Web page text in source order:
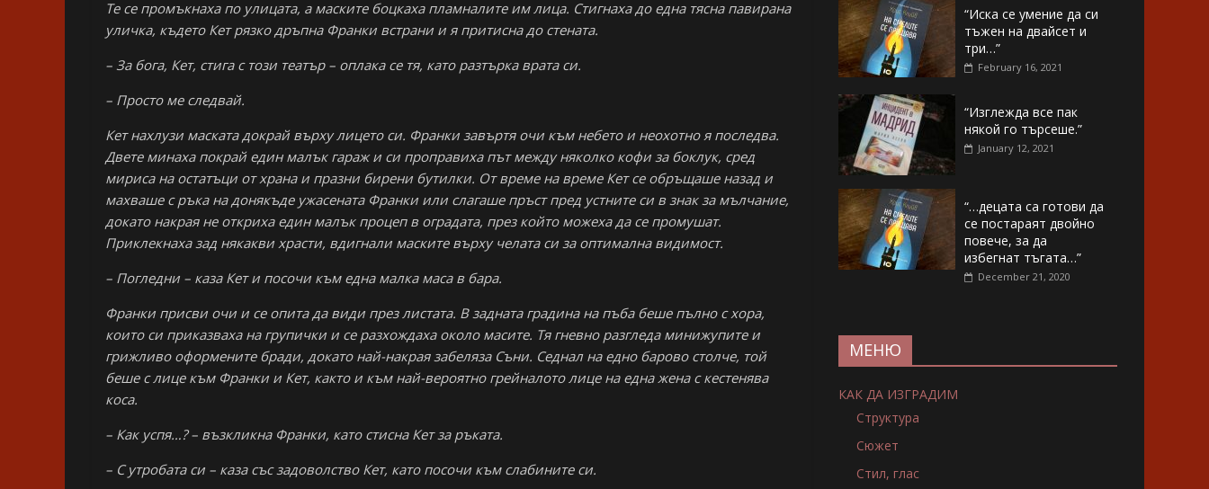
Те се промъкнаха по улицата, а маските боцкаха пламналите им лица. Стигнаха до една тясна павирана
уличка, където Кет рязко дръпна Франки встрани и я притисна до стената.
– За бога, Кет, стига с този театър – оплака се тя, като разтърка врата си.
– Просто ме следвай.
Кет нахлузи маската докрай върху лицето си. Франки завъртя очи към небето и неохотно я последва.
Двете минаха покрай един малък гараж и си проправиха път между няколко кофи за боклук, сред
мириса на остатъци от храна и празни бирени бутилки. От време на време Кет се обръщаше назад и
махваше с ръка на донякъде ужасената Франки или слагаше пръст пред устните си в знак за мълчание,
докато накрая не откриха един малък процеп в оградата, през който можеха да се промушат.
Приклекнаха зад някакви храсти, вдигнали маските върху челата си за оптимална видимост.
– Погледни – каза Кет и посочи към една малка маса в бара.
Франки присви очи и се опита да види през листата. В задната градина на пъба беше пълно с хора,
които си приказваха на групички и се разхождаха около масите. Тя гневно разгледа минижупите и
грижливо оформените бради, докато най-накрая забеляза Съни. Седнал на едно барово столче, той
беше с лице към Франки и Кет, както и към най-вероятно грейналото лице на една жена с кестенява
коса.
– Как успя…? – възкликна Франки, като стисна Кет за ръката.
– С утробата си – каза със задоволство Кет, като посочи към слабините си.
“Иска се умение да си
тъжен на двайсет и
три…”
February 16, 2021
“Изглежда все пак
някой го търсеше.”
January 12, 2021
“…децата са готови да
се постараят двойно
повече, за да
избегнат тъгата…”
December 21, 2020
МЕНЮ
КАК ДА ИЗГРАДИМ
Структура
Сюжет
Стил, глас